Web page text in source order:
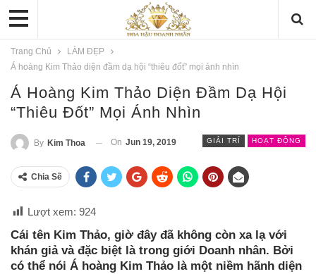
Trang Chủ
LÀM ĐẸP
Á hoàng Kim Thảo diện đầm dạ hội “thiêu đốt” mọi ánh nhìn
Á Hoàng Kim Thảo Diện Đầm Dạ Hội
“thiêu Đốt” Mọi Ánh Nhìn
GIẢI TRÍ HOẠT ĐỘNG
By Kim Thoa On Jun 19, 2019
Chia Sẽ
Lượt xem: 924
Cái tên Kim Thảo, giờ đây đã không còn xa lạ với
khán giả và đặc biệt là trong giới Doanh nhân. Bởi
có thể nói Á hoàng Kim Thảo là một niềm hãnh diện